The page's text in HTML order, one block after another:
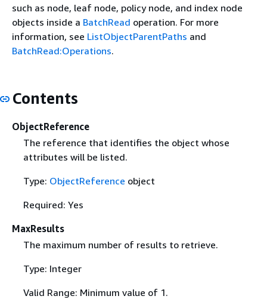
such as node, leaf node, policy node, and index node
objects inside a BatchRead operation. For more
information, see ListObjectParentPaths and
BatchRead:Operations.
Contents
ObjectReference
The reference that identifies the object whose
attributes will be listed.
Type: ObjectReference object
Required: Yes
MaxResults
The maximum number of results to retrieve.
Type: Integer
Valid Range: Minimum value of 1.